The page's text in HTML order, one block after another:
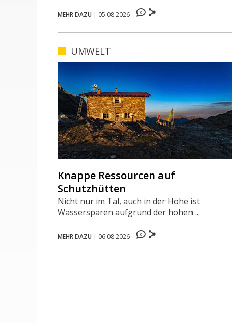
MEHR DAZU | 05.08.2026 0
UMWELT
Knappe Ressourcen auf
Schutzhütten
Nicht nur im Tal, auch in der Höhe ist
Wassersparen aufgrund der hohen ...
MEHR DAZU | 06.08.2026 0